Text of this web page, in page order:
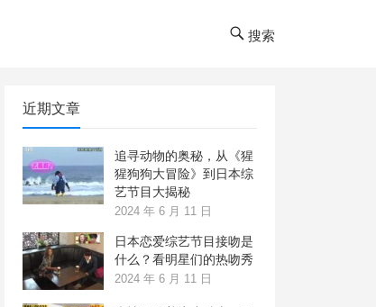
搜索
近期文章
追寻动物的奥秘，从《猩
猩狗狗大冒险》到日本综
艺节目大揭秘
2024 年 6 月 11 日
日本恋爱综艺节目接吻是
什么？看明星们的热吻秀
2024 年 6 月 11 日